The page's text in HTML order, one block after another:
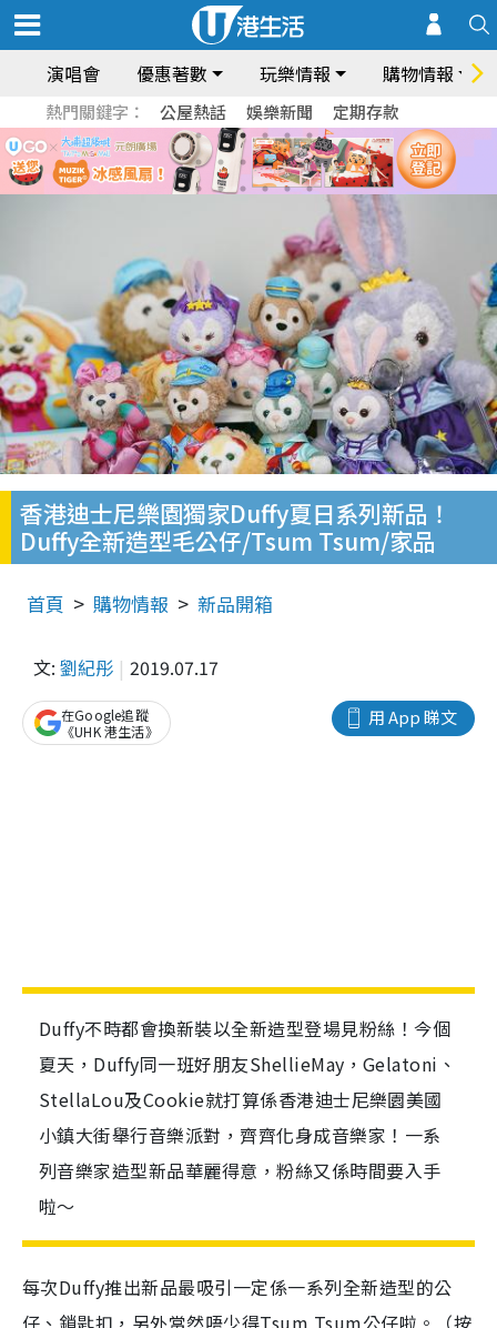
演唱會 優惠著數 玩樂情報 購物情報
熱門關鍵字： 公屋熱話 娛樂新聞 定期存款
香港迪士尼樂園獨家Duffy夏日系列新品！
Duffy全新造型毛公仔/Tsum Tsum/家品
首頁 購物情報 新品開箱
文: 劉紀彤 2019.07.17
用 App 睇文
在Google追蹤
《UHK 港生活》
Duffy不時都會換新裝以全新造型登場見粉絲！今個
夏天，Duffy同一班好朋友ShellieMay，Gelatoni、
StellaLou及Cookie就打算係香港迪士尼樂園美國
小鎮大街舉行音樂派對，齊齊化身成音樂家！一系
列音樂家造型新品華麗得意，粉絲又係時間要入手
啦～
每次Duffy推出新品最吸引一定係一系列全新造型的公
仔、鎖匙扣，另外當然唔少得Tsum Tsum公仔啦。（按